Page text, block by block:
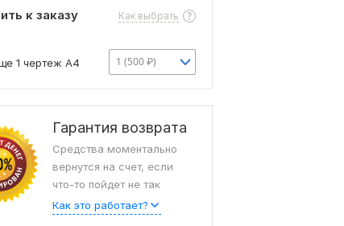
к заказу Как выбрать
1 чертеж А4 1 (500 ₽)
Гарантия возврата
Средства моментально
вернутся на счет, если
что-то пойдет не так
Как это работает?